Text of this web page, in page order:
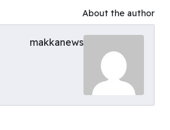
About the author
makkanews